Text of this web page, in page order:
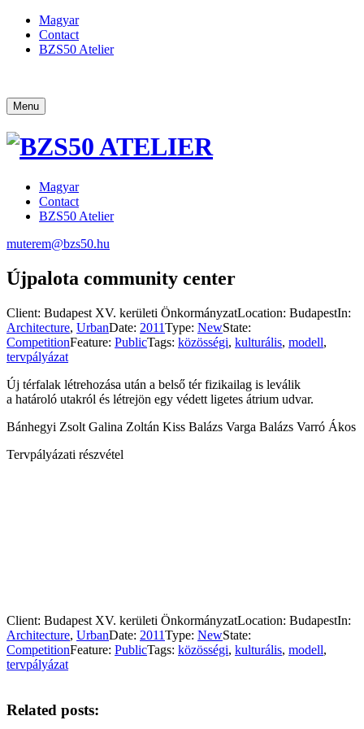
Magyar
Contact
BZS50 Atelier
Menu
Magyar
Contact
BZS50 Atelier
muterem@bzs50.hu
Újpalota community center
Client: Budapest XV. kerületi ÖnkormányzatLocation: BudapestIn:
Architecture, UrbanDate: 2011Type: NewState:
CompetitionFeature: PublicTags: közösségi, kulturális, modell,
tervpályázat
Új térfalak létrehozása után a belső tér fizikailag is leválik
a határoló utakról és létrejön egy védett ligetes átrium udvar.
Bánhegyi Zsolt Galina Zoltán Kiss Balázs Varga Balázs Varró Ákos
Tervpályázati részvétel
Client: Budapest XV. kerületi ÖnkormányzatLocation: BudapestIn:
Architecture, UrbanDate: 2011Type: NewState:
CompetitionFeature: PublicTags: közösségi, kulturális, modell,
tervpályázat
Related posts: